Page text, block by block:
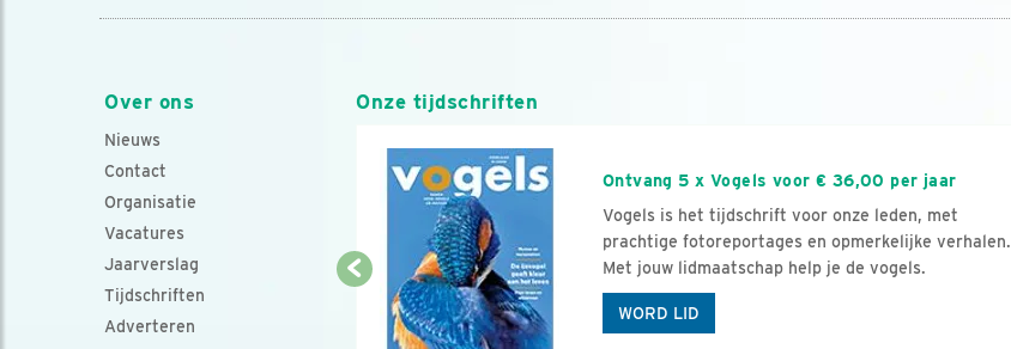
Over ons
Nieuws
Contact
Organisatie
Vacatures
Jaarverslag
Tijdschriften
Adverteren
Onze tijdschriften
Ontvang 5 x Vogels voor € 36,00 per jaar
Vogels is het tijdschrift voor onze leden, met
prachtige fotoreportages en opmerkelijke verhalen.
Met jouw lidmaatschap help je de vogels.
WORD LID